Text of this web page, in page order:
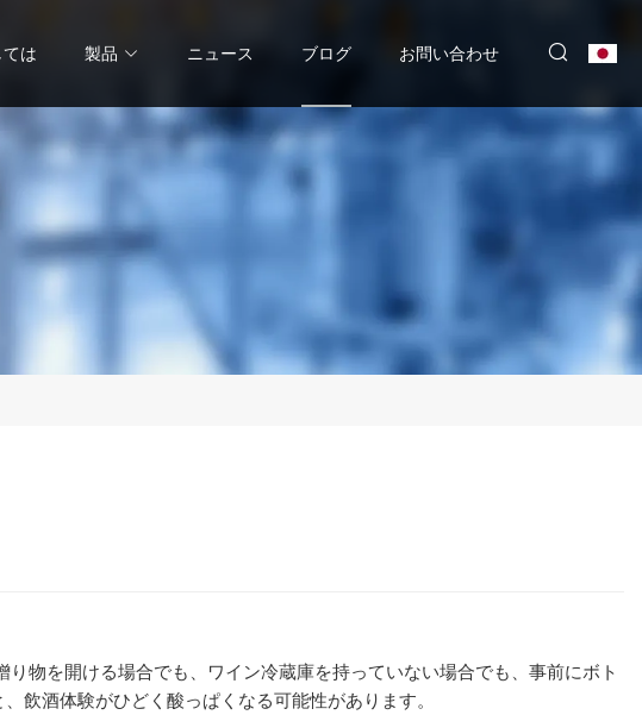
は 製品 ニュース ブログ お問い合わせ
物を開ける場合でも、ワイン冷蔵庫を持っていない場合でも、事前にボト
飲酒体験がひどく酸っぱくなる可能性があります。